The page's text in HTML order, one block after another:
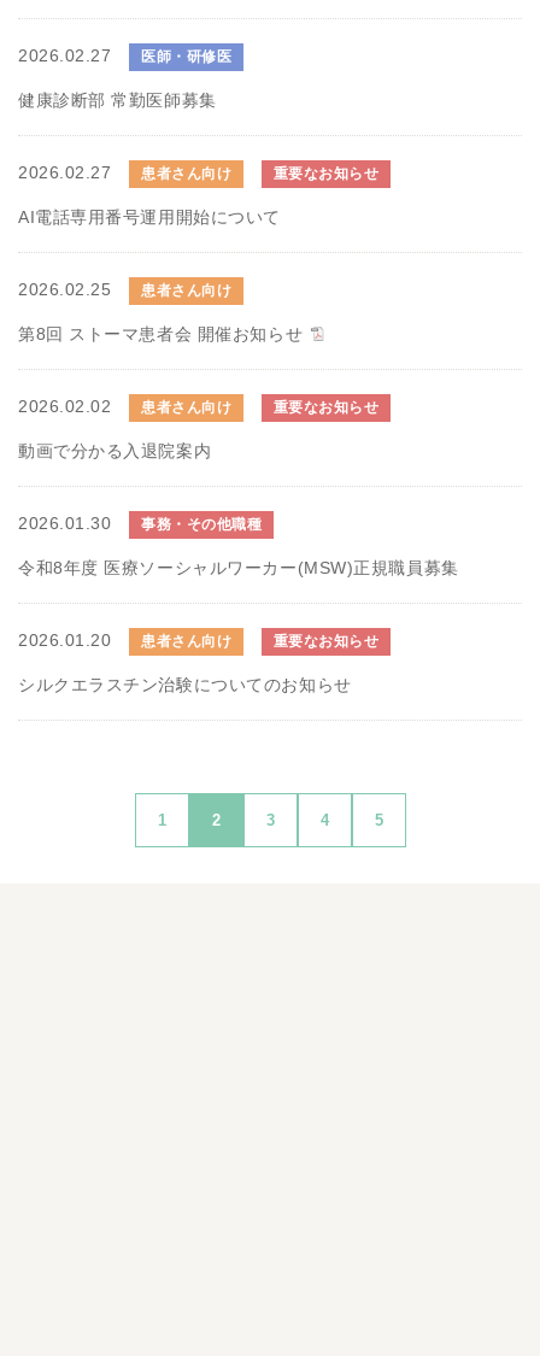
2026.02.27 医師・研修医
健康診断部 常勤医師募集
2026.02.27 患者さん向け 重要なお知らせ
AI電話専用番号運用開始について
2026.02.25 患者さん向け
第8回 ストーマ患者会 開催お知らせ
2026.02.02 患者さん向け 重要なお知らせ
動画で分かる入退院案内
2026.01.30 事務・その他職種
令和8年度 医療ソーシャルワーカー(MSW)正規職員募集
2026.01.20 患者さん向け 重要なお知らせ
シルクエラスチン治験についてのお知らせ
1 2 3 4 5